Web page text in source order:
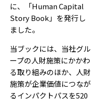
に、「Human Capital
Story Book」を発行し
ました。
当ブックには、当社グル
ープの人財施策にかかわ
る取り組みのほか、人財
施策が企業価値につなが
るインパクトパスを520